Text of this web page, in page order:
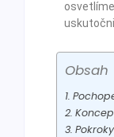
Obsah